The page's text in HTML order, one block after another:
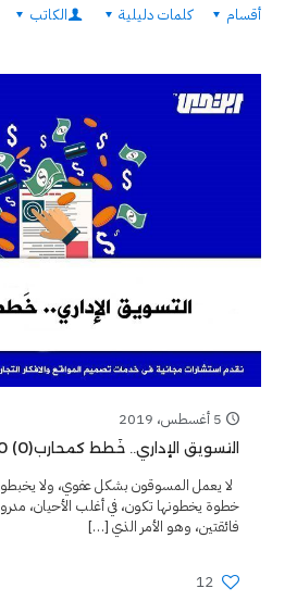
أقسام كلمات دليلية الكاتب
5 أغسطس، 2019
التسويق الإداري.. خَطط كمحارب(0)
لا يعمل المسوقون بشكل عفوي، ولا
خطوة يخطونها تكون، في أغلب الأحيان،
فائقتين، وهو الأمر الذي […]
12